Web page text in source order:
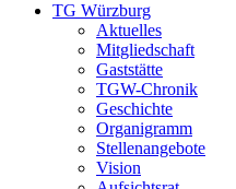
TG Würzburg
Aktuelles
Mitgliedschaft
Gaststätte
TGW-Chronik
Geschichte
Organigramm
Stellenangebote
Vision